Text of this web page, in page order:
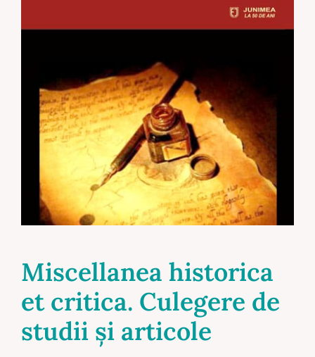
Miscellanea historica
et critica. Culegere de
studii şi articole